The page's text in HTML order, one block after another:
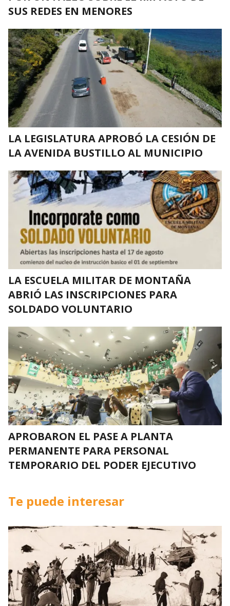
SUS REDES EN MENORES
LA LEGISLATURA APROBÓ LA CESIÓN DE
LA AVENIDA BUSTILLO AL MUNICIPIO
LA ESCUELA MILITAR DE MONTAÑA
ABRIÓ LAS INSCRIPCIONES PARA
SOLDADO VOLUNTARIO
APROBARON EL PASE A PLANTA
PERMANENTE PARA PERSONAL
TEMPORARIO DEL PODER EJECUTIVO
Te puede interesar